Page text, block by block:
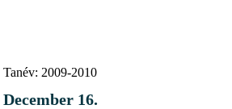
Tanév: 2009-2010
December 16.